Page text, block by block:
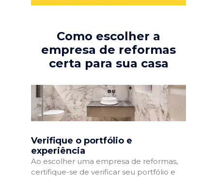
Como escolher a
empresa de reformas
certa para sua casa
Verifique o portfólio e
experiência
Ao escolher uma empresa de reformas,
certifique-se de verificar seu portfólio e